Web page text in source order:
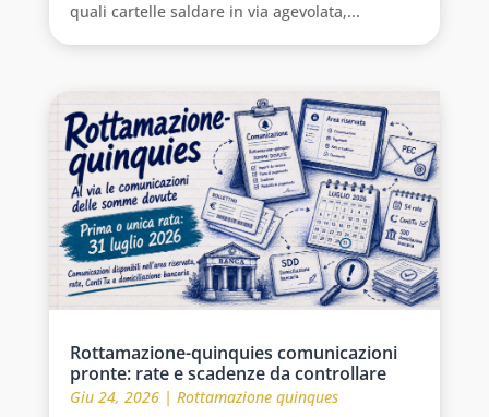
quali cartelle saldare in via agevolata,...
Rottamazione-quinquies comunicazioni
pronte: rate e scadenze da controllare
Giu 24, 2026| Rottamazione quinques